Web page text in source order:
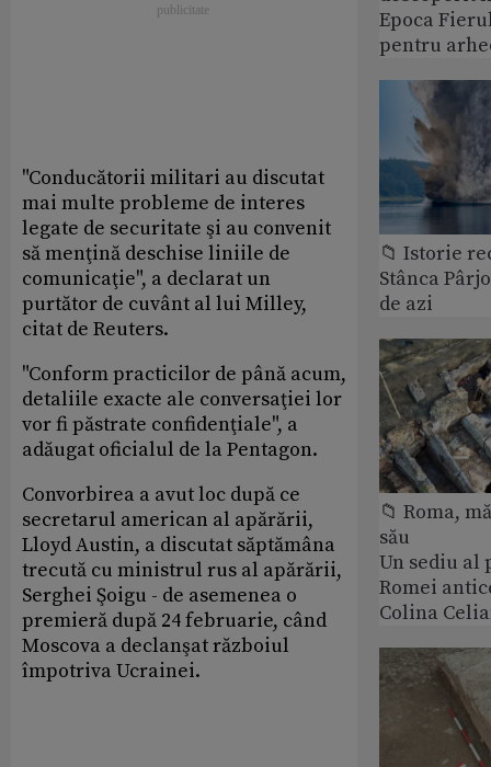
"Conducătorii militari au discutat
mai multe probleme de interes
legate de securitate şi au convenit
să menţină deschise liniile de
comunicaţie", a declarat un
purtător de cuvânt al lui Milley,
citat de Reuters.
"Conform practicilor de până acum,
detaliile exacte ale conversaţiei lor
vor fi păstrate confidenţiale", a
adăugat oficialul de la Pentagon.
Convorbirea a avut loc după ce
secretarul american al apărării,
Lloyd Austin, a discutat săptămâna
trecută cu ministrul rus al apărării,
Serghei Şoigu - de asemenea o
premieră după 24 februarie, când
Moscova a declanşat războiul
împotriva Ucrainei.
Epoca
pentru
📁 Istorie
Stânca
de azi
📁 Roma,
său
Un sediu
Romei
Colina